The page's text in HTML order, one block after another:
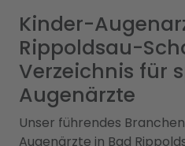
Kinder-
Rippoldsau-
Verzeichnis für
Augenärzte
Unser führendes
Augenärzte in Bad